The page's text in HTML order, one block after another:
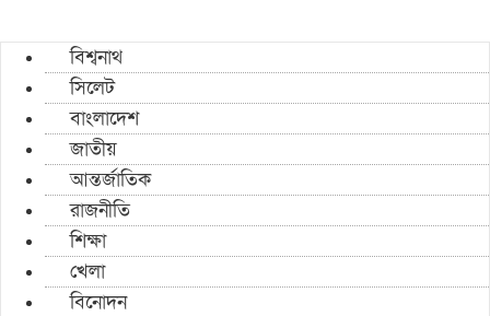
বিশ্বনাথ
সিলেট
বাংলাদেশ
জাতীয়
আন্তর্জাতিক
রাজনীতি
শিক্ষা
খেলা
বিনোদন